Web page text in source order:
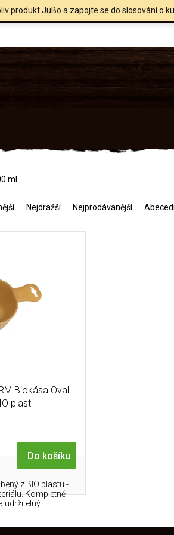
produkt JuBö a zapojte se do slosování o
ml
Nejdražší Nejprodávanější
Biokåsa Oval
plast
Do košíku
z BIO plastu -
Kompletně
udržitelný...